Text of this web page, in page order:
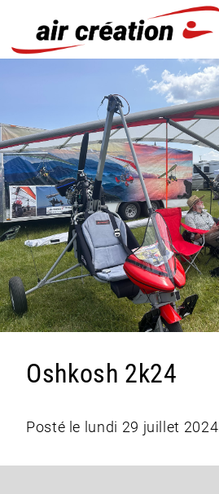
Oshkosh 2k24
Posté le lundi 29 juillet 2024
Panneau de gestion des cookies